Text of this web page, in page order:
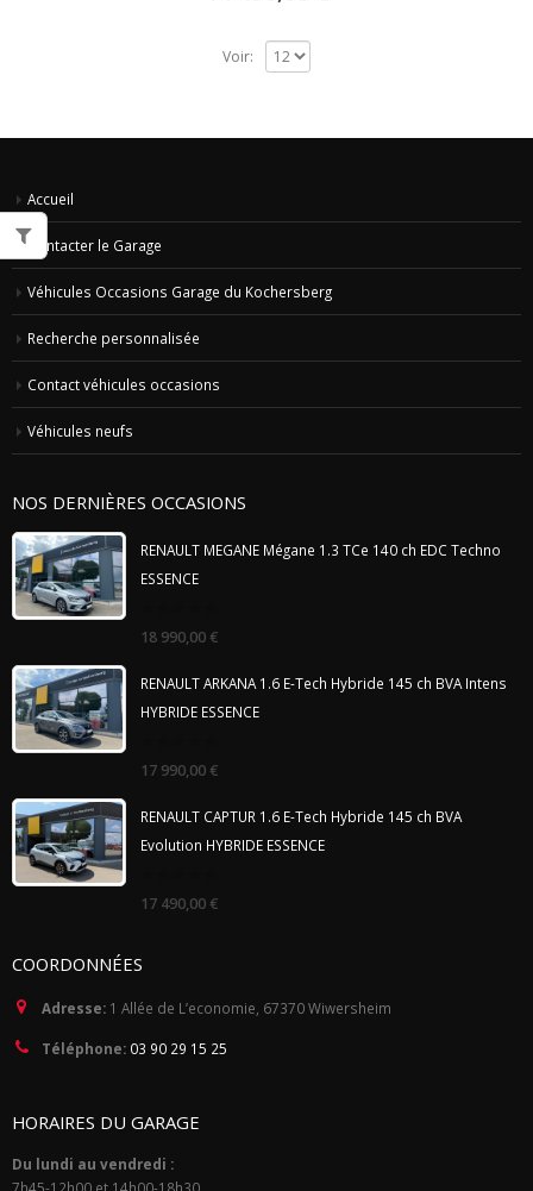
Voir:
Accueil
Contacter le Garage
Véhicules Occasions Garage du Kochersberg
Recherche personnalisée
Contact véhicules occasions
Véhicules neufs
NOS DERNIÈRES OCCASIONS
RENAULT MEGANE Mégane 1.3 TCe 140 ch EDC Techno
ESSENCE
out
18 990,00 €
RENAULT ARKANA 1.6 E-Tech Hybride 145 ch BVA Intens
HYBRIDE ESSENCE
out
17 990,00 €
RENAULT CAPTUR 1.6 E-Tech Hybride 145 ch BVA
Evolution HYBRIDE ESSENCE
out
17 490,00 €
COORDONNÉES
Adresse: 1 Allée de L’economie, 67370 Wiwersheim
Téléphone: 03 90 29 15 25
HORAIRES DU GARAGE
Du lundi au vendredi :
7h45-12h00 et 14h00-18h30